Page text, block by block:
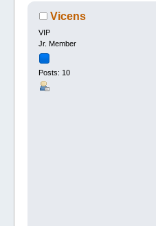
Vicens
VIP
Jr. Member
Posts: 10